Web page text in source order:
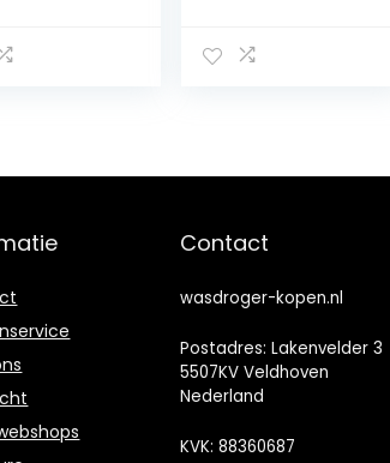
nat weer,
indoor kleding
verwarmd lucht
Contact
wasdroger-kopen.nl
Postadres: Lakenvelder 3
5507KV Veldhoven
Nederland
KVK: 88360687